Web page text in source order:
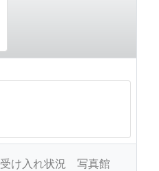
受け入れ状況 写真館
詳細